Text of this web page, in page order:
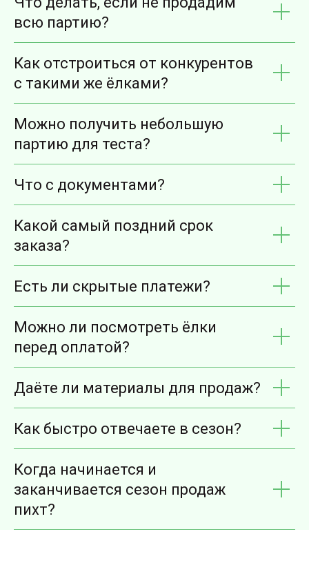
всю партию?
Как отстроиться от конкурентов
с такими же ёлками?
Можно получить небольшую
партию для теста?
Что с документами?
Какой самый поздний срок
заказа?
Есть ли скрытые платежи?
Можно ли посмотреть ёлки
перед оплатой?
Даёте ли материалы для продаж?
Как быстро отвечаете в сезон?
Когда начинается и
заканчивается сезон продаж
пихт?